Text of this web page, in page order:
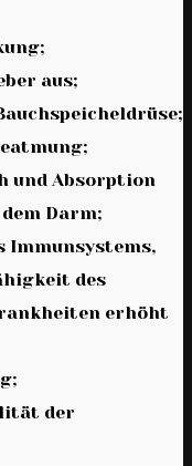
aus;
und Absorption
Darm;
Immunsystems,
des
erhöht
der